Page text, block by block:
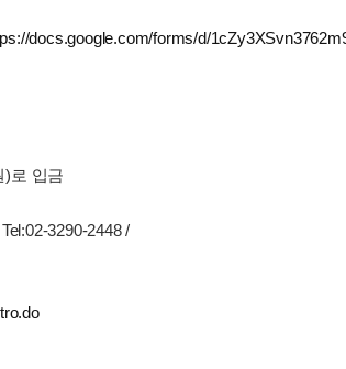
docs.google.com/forms/d/
)로 입금
3290-2448 /